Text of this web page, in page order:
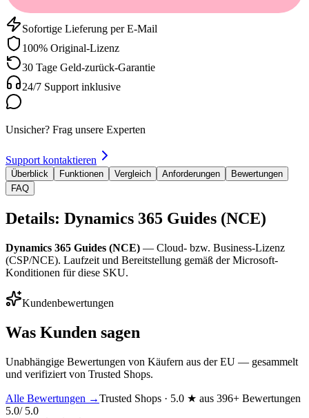
Sofortige Lieferung per E-Mail
100% Original-Lizenz
30 Tage Geld-zurück-Garantie
24/7 Support inklusive
Unsicher? Frag unsere Experten
Support kontaktieren
Überblick Funktionen Vergleich Anforderungen
Bewertungen
FAQ
Details: Dynamics 365 Guides (NCE)
Dynamics 365 Guides (NCE) — Cloud- bzw. Business-Lizenz
(CSP/NCE). Laufzeit und Bereitstellung gemäß der Microsoft-
Konditionen für diese SKU.
Kundenbewertungen
Was Kunden sagen
Unabhängige Bewertungen von Käufern aus der EU — gesammelt
und verifiziert von Trusted Shops.
Alle Bewertungen →Trusted Shops · 5.0 ★ aus 396+ Bewertungen
5.0/ 5.0